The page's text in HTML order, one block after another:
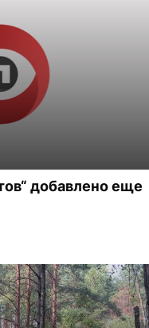
добавлено еще